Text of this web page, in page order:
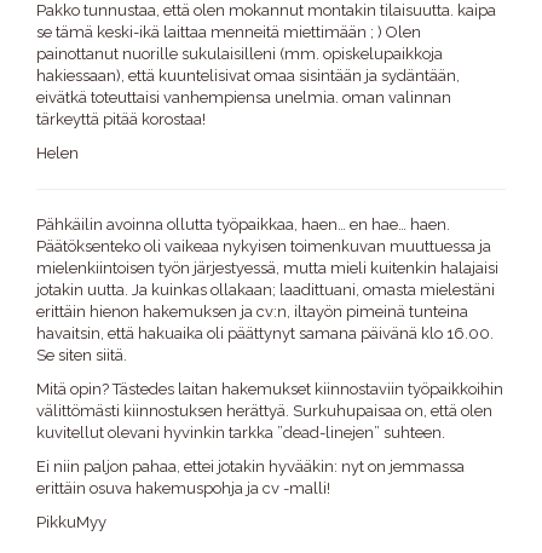
Pakko tunnustaa, että olen mokannut montakin tilaisuutta. kaipa
se tämä keski-ikä laittaa menneitä miettimään ; ) Olen
painottanut nuorille sukulaisilleni (mm. opiskelupaikkoja
hakiessaan), että kuuntelisivat omaa sisintään ja sydäntään,
eivätkä toteuttaisi vanhempiensa unelmia. oman valinnan
tärkeyttä pitää korostaa!
Helen
Pähkäilin avoinna ollutta työpaikkaa, haen… en hae… haen.
Päätöksenteko oli vaikeaa nykyisen toimenkuvan muuttuessa ja
mielenkiintoisen työn järjestyessä, mutta mieli kuitenkin halajaisi
jotakin uutta. Ja kuinkas ollakaan; laadittuani, omasta mielestäni
erittäin hienon hakemuksen ja cv:n, iltayön pimeinä tunteina
havaitsin, että hakuaika oli päättynyt samana päivänä klo 16.00.
Se siten siitä.
Mitä opin? Tästedes laitan hakemukset kiinnostaviin työpaikkoihin
välittömästi kiinnostuksen herättyä. Surkuhupaisaa on, että olen
kuvitellut olevani hyvinkin tarkka ”dead-linejen” suhteen.
Ei niin paljon pahaa, ettei jotakin hyvääkin: nyt on jemmassa
erittäin osuva hakemuspohja ja cv -malli!
PikkuMyy